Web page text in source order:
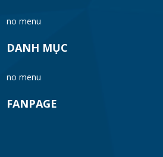
no menu
DANH MỤC
no menu
FANPAGE